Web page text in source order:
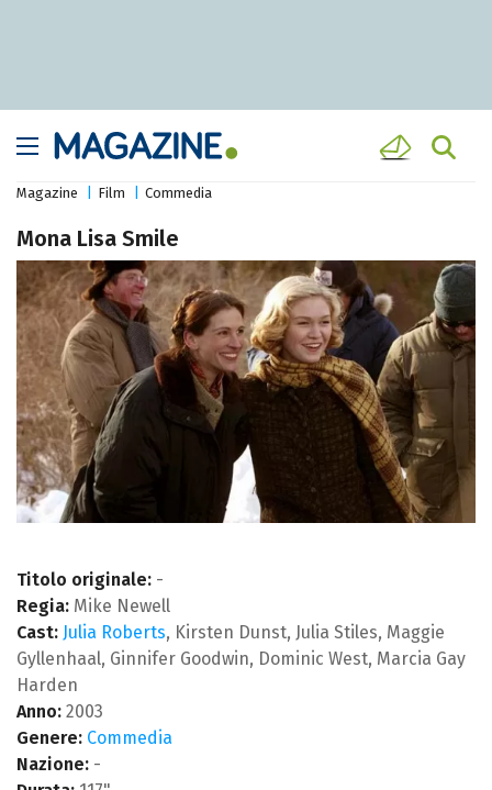
Magazine Film Commedia
Mona Lisa Smile
Titolo originale: -
Regia: Mike Newell
Cast: Julia Roberts, Kirsten Dunst, Julia Stiles, Maggie
Gyllenhaal, Ginnifer Goodwin, Dominic West, Marcia Gay
Harden
Anno: 2003
Genere: Commedia
Nazione: -